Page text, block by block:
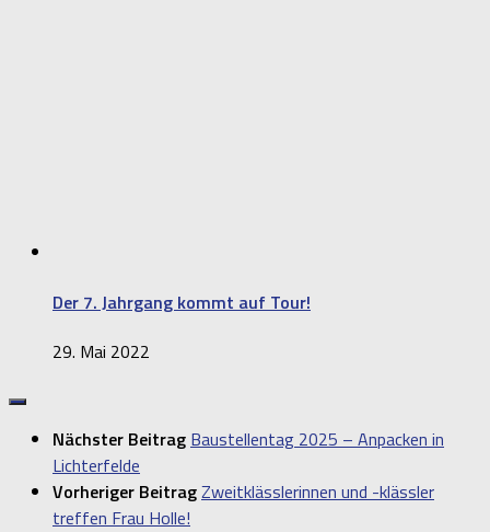
Der 7. Jahrgang kommt auf Tour!
29. Mai 2022
Nächster Beitrag Baustellentag 2025 – Anpacken in
Lichterfelde
Vorheriger BeitragZweitklässlerinnen und -klässler
treffen Frau Holle!